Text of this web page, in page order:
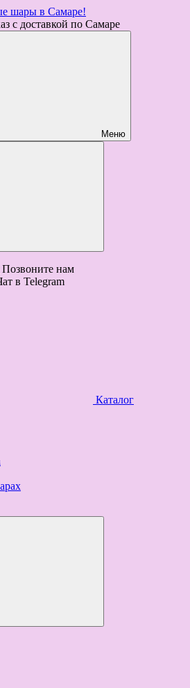
с доставкой по Самаре
Меню
Позвоните нам
в Telegram
Каталог